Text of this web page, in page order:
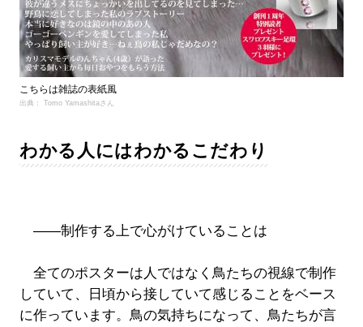
こちらは雑誌の表紙風
出典： Tomo Yamashitaさん
わかる人にはわかるこだわり
――制作する上で心がけていることは
全てのポスターは人ではなく鳥たちの視線で制作
していて、日頃から接していて感じることをベース
に作っています。鳥の気持ちになって、鳥たちが言